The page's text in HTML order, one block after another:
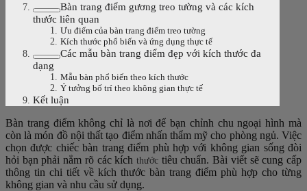
Bàn trang điểm gương treo tường và các kích
thước liên quan
Ưu điểm của bàn trang điểm treo tường
Kích thước phổ biến và ứng dụng thực tế
Các mẫu bàn trang điểm đẹp với kích thước đa
dạng
Mẫu bàn phổ biến theo kích thước
Ý tưởng bố trí theo không gian thực tế
Kết luận
Bàn trang điểm không chỉ là nơi để bạn chỉnh chu ngoại hình mà
còn là món đồ nội thất tạo điểm nhấn thẩm mỹ cho phòng ngủ. Việc
chọn được chiếc bàn trang điểm phù hợp với không gian sống đòi
hỏi bạn phải nắm rõ các kích thước tiêu chuẩn. Bài viết sẽ cung cấp
thông tin chi tiết về kích thước bàn trang điểm phù hợp cho từng
không gian và nhu cầu sử dụng.